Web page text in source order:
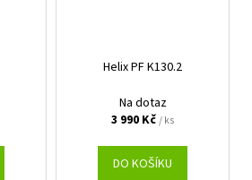
Helix PF K130.2
Na dotaz
3 990 Kč/ ks
DO KOŠÍKU